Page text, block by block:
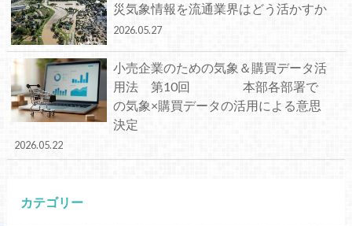
災気象情報を流通業界はどう活かすか
2026.05.27
小売企業のための気象＆購買データ活
用法 第10回 本部各部署で
の気象×購買データの活用による意思
決定
2026.05.22
カテゴリー